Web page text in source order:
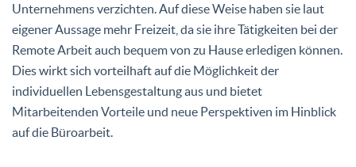
Unternehmens verzichten. Auf diese Weise haben sie laut
eigener Aussage mehr Freizeit, da sie ihre Tätigkeiten bei der
Remote Arbeit auch bequem von zu Hause erledigen können.
Dies wirkt sich vorteilhaft auf die Möglichkeit der
individuellen Lebensgestaltung aus und bietet
Mitarbeitenden Vorteile und neue Perspektiven im Hinblick
auf die Büroarbeit.